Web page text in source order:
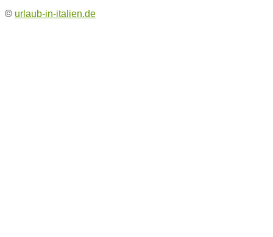
© urlaub-in-italien.de